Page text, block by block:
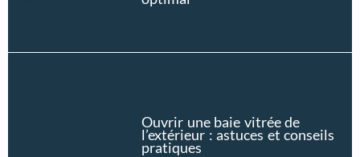
Ouvrir une baie vitrée de
l’extérieur : astuces et conseils
pratiques